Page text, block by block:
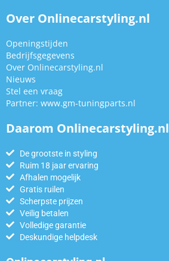
Over Onlinecarstyling.nl
Openingstijden
Bedrijfsgegevens
Over Onlinecarstyling.nl
Nieuws
Stel een vraag
Partner: www.gm-tuningparts.nl
Daarom Onlinecarstyling.nl
De grootste in styling
Ruim 18 jaar ervaring
Afhalen mogelijk
Gratis ruilen
Scherpste prijzen
Veilig betalen
Volledige garantie
Deskundige helpdesk